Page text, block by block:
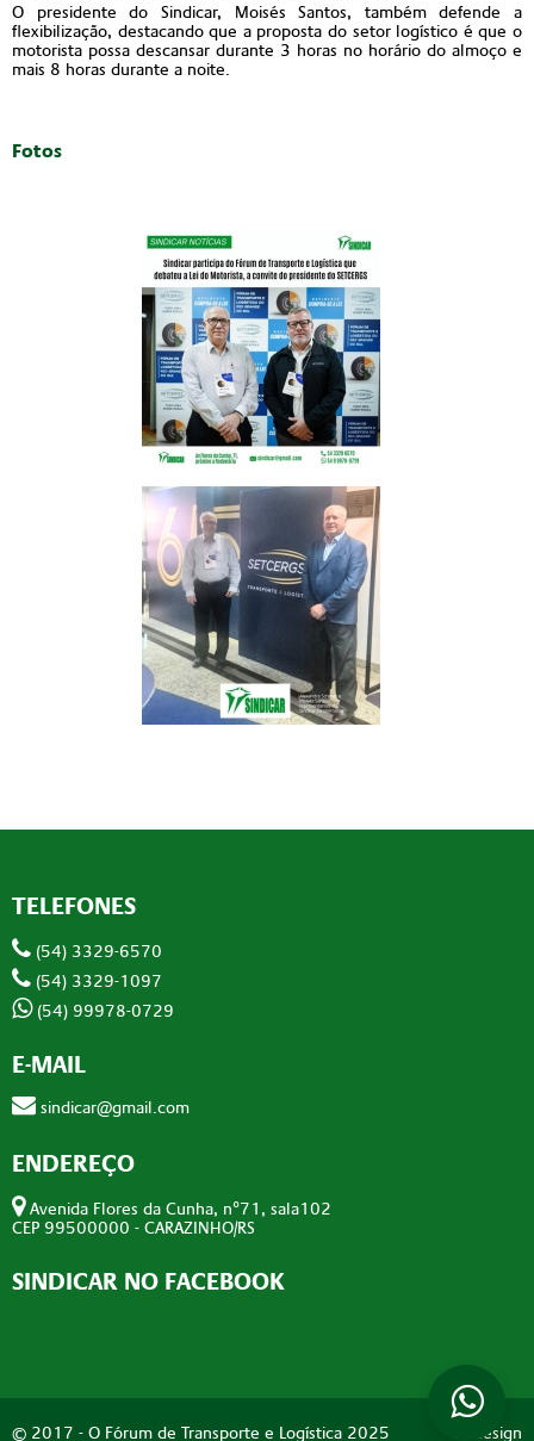
O presidente do Sindicar, Moisés Santos, também defende a
flexibilização, destacando que a proposta do setor logístico é que o
motorista possa descansar durante 3 horas no horário do almoço e
mais 8 horas durante a noite.
Fotos
TELEFONES
(54) 3329-6570
(54) 3329-1097
(54) 99978-0729
E-MAIL
sindicar@gmail.com
ENDEREÇO
Avenida Flores da Cunha, n°71, sala102
CEP 99500000 - CARAZINHO/RS
SINDICAR NO FACEBOOK
© 2017 - O Fórum de Transporte e Logística 2025 Addesign